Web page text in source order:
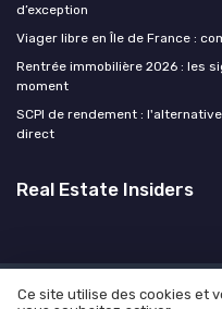
d’exception
Viager libre en Île de France :
Rentrée immobilière 2026 : les
moment
SCPI de rendement :
direct
Real Estate Insiders
Mentions légales
Ce site utilise des cookies et